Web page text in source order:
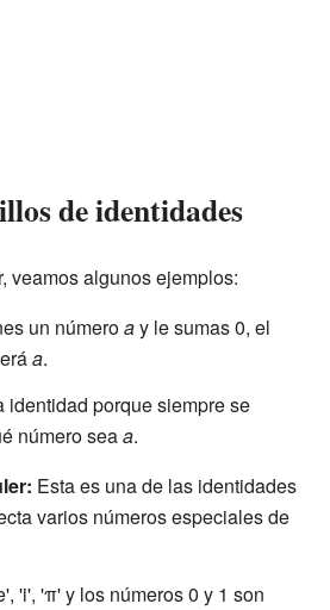
de identidades
veamos algunos ejemplos:
un númeroay le sumas 0, el
a.
identidad porque siempre se
número seaa.
Esta es una de las identidades
varios números especiales de
'i', 'π' y los números 0 y 1 son